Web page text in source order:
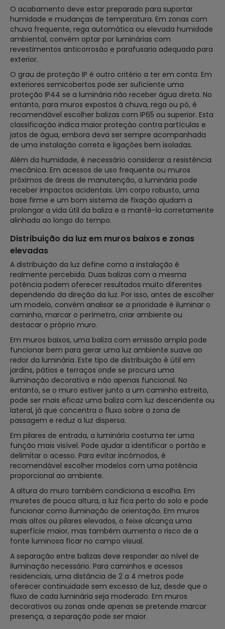
O acabamento deve estar preparado para suportar
humidade e mudanças de temperatura. Em zonas com
chuva frequente, rega automática ou elevada humidade
ambiental, convém optar por luminárias com
revestimentos anticorrosão e parafusaria adequada para
exterior.
O grau de proteção IP é outro critério a ter em conta. Em
exteriores semicobertos pode ser suficiente uma
proteção IP44 se a luminária não receber água direta. No
entanto, para muros expostos à chuva, rega ou pó, é
recomendável escolher balizas com IP65 ou superior. Esta
classificação indica maior proteção contra partículas e
jatos de água, embora deva ser sempre acompanhada
de uma instalação correta e ligações bem isoladas.
Além da humidade, é necessário considerar a resistência
mecânica. Em acessos de uso frequente ou muros
próximos de áreas de manutenção, a luminária pode
receber impactos acidentais. Um corpo robusto, uma
base firme e um bom sistema de fixação ajudam a
prolongar a vida útil da baliza e a mantê-la corretamente
alinhada ao longo do tempo.
Distribuição da luz em muros baixos e zonas
elevadas
A distribuição da luz define como a instalação é
realmente percebida. Duas balizas com a mesma
potência podem oferecer resultados muito diferentes
dependendo da direção da luz. Por isso, antes de escolher
um modelo, convém analisar se a prioridade é iluminar o
caminho, marcar o perímetro, criar ambiente ou
destacar o próprio muro.
Em muros baixos, uma baliza com emissão ampla pode
funcionar bem para gerar uma luz ambiente suave ao
redor da luminária. Este tipo de distribuição é útil em
jardins, pátios e terraços onde se procura uma
iluminação decorativa e não apenas funcional. No
entanto, se o muro estiver junto a um caminho estreito,
pode ser mais eficaz uma baliza com luz descendente ou
lateral, já que concentra o fluxo sobre a zona de
passagem e reduz a luz dispersa.
Em pilares de entrada, a luminária costuma ter uma
função mais visível. Pode ajudar a identificar o portão e
delimitar o acesso. Para evitar incómodos, é
recomendável escolher modelos com uma potência
proporcional ao ambiente.
A altura do muro também condiciona a escolha. Em
muretes de pouca altura, a luz fica perto do solo e pode
funcionar como iluminação de orientação. Em muros
mais altos ou pilares elevados, o feixe alcança uma
superfície maior, mas também aumenta o risco de a
fonte luminosa ficar no campo visual.
A separação entre balizas deve responder ao nível de
iluminação necessário. Para caminhos e acessos
residenciais, uma distância de 2 a 4 metros pode
oferecer continuidade sem excesso de luz, desde que o
fluxo de cada luminária seja moderado. Em muros
decorativos ou zonas onde apenas se pretende marcar
presença, a separação pode ser maior.